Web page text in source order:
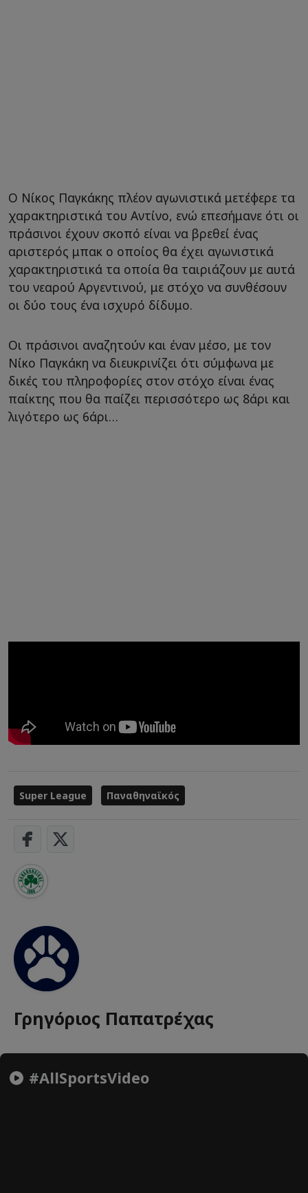
Ο Νίκος Παγκάκης πλέον αγωνιστικά μετέφερε τα
χαρακτηριστικά του Αντίνο, ενώ επεσήμανε ότι οι
πράσινοι έχουν σκοπό είναι να βρεθεί ένας
αριστερός μπακ ο οποίος θα έχει αγωνιστικά
χαρακτηριστικά τα οποία θα ταιριάζουν με αυτά
του νεαρού Αργεντινού, με στόχο να συνθέσουν
οι δύο τους ένα ισχυρό δίδυμο.
Οι πράσινοι αναζητούν και έναν μέσο, με τον
Νίκο Παγκάκη να διευκρινίζει ότι σύμφωνα με
δικές του πληροφορίες στον στόχο είναι ένας
παίκτης που θα παίζει περισσότερο ως 8άρι και
λιγότερο ως 6άρι…
Super League Παναθηναϊκός
Γρηγόριος Παπατρέχας
#AllSportsVideo